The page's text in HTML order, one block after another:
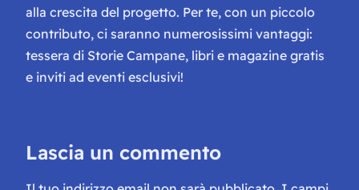
alla crescita del progetto. Per te, con un piccolo
contributo, ci saranno numerosissimi vantaggi:
tessera di Storie Campane, libri e magazine gratis
e inviti ad eventi esclusivi!
Lascia un commento